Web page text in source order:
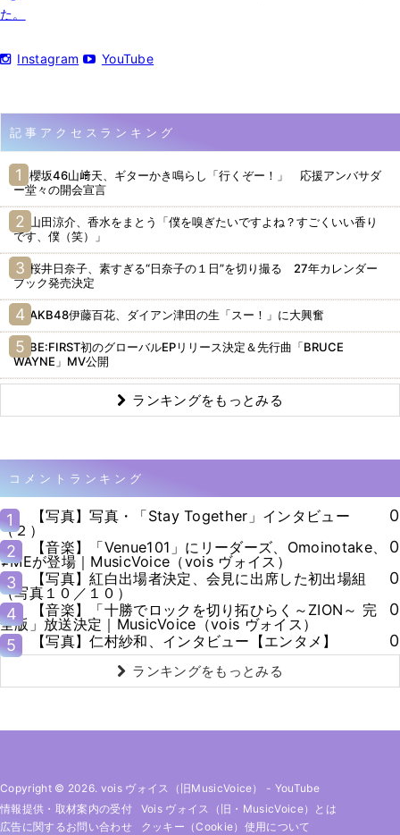
た。
Instagram YouTube
記事アクセスランキング
櫻坂46山﨑天、ギターかき鳴らし「行くぞー！」 応援アンバサダ
ー堂々の開会宣言
山田涼介、香水をまとう「僕を嗅ぎたいですよね？すごくいい香り
です、僕（笑）」
桜井日奈子、素すぎる“日奈子の１日”を切り撮る 27年カレンダー
ブック発売決定
AKB48伊藤百花、ダイアン津田の生「スー！」に大興奮
BE:FIRST初のグローバルEPリリース決定＆先行曲「BRUCE
WAYNE」MV公開
ランキングをもっとみる
コメントランキング
1
【写真】写真・「Stay Together」インタビュー
（２）
0
2
【音楽】「Venue101」にリーダーズ、Omoinotake、
≠MEが登場｜MusicVoice（vois ヴォイス）
0
3
【写真】紅白出場者決定、会見に出席した初出場組
（写真１０／１０）
0
4
【音楽】「十勝でロックを切り拓ひらく～ZION～ 完
全版」放送決定｜MusicVoice（vois ヴォイス）
0
5
【写真】仁村紗和、インタビュー【エンタメ】 0
ランキングをもっとみる
Copyright © 2026. vois ヴォイス（旧MusicVoice） - YouTube
情報提供・取材案内の受付
Vois ヴォイス（旧・MusicVoice）とは
広告に関するお問い合わせ
クッキー（cookie）使用について